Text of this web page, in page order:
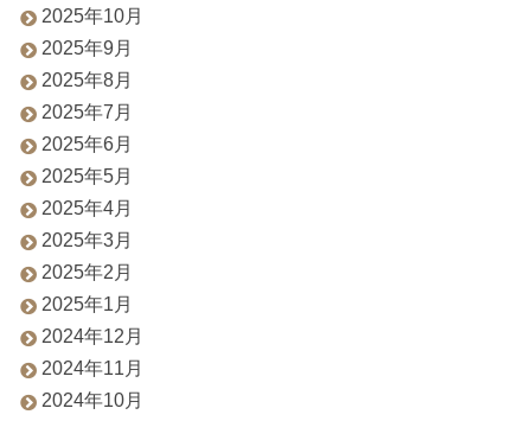
2025年10月
2025年9月
2025年8月
2025年7月
2025年6月
2025年5月
2025年4月
2025年3月
2025年2月
2025年1月
2024年12月
2024年11月
2024年10月